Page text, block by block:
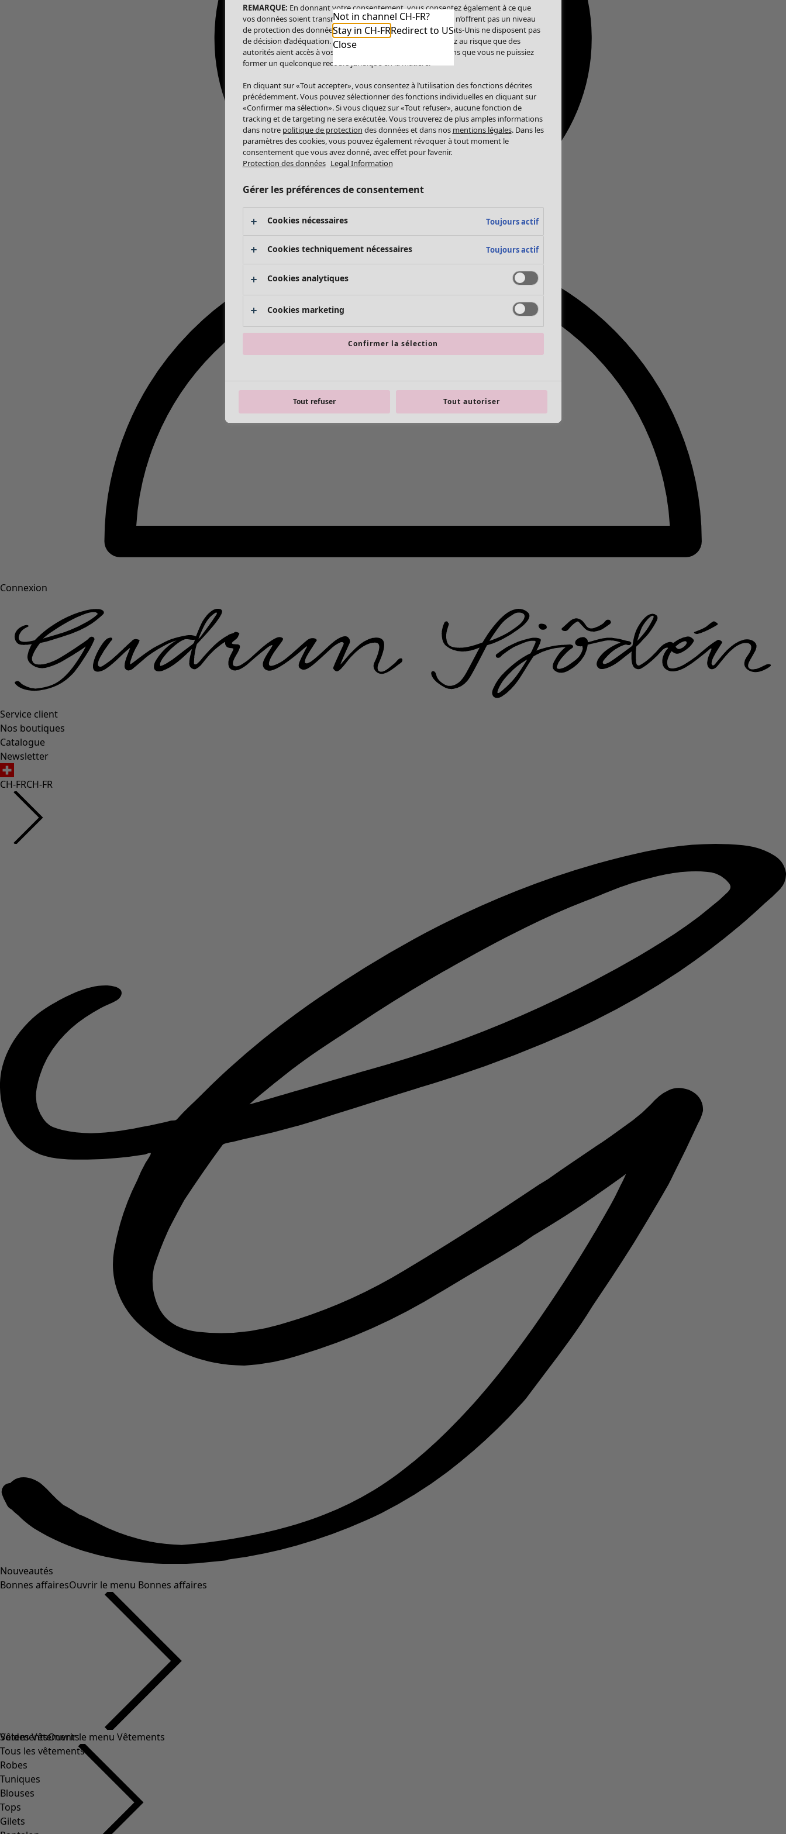
Connexion
Service client
Nos boutiques
Catalogue
Newsletter
CH-FRCH-FR
Nouveautés
Bonnes affairesOuvrir le menu Bonnes affaires
Soldes Vêtements
Tous les vêtements
Robes
Tuniques
Blouses
Tops
Gilets
VêtementsOuvrir le menu Vêtements
Not in channel CH-FR?
Stay in CH-FRRedirect to US
Close
REMARQUE: En donnant votre consentement, vous consentez également à ce que
vos données soient transmises aux États-Unis. Les États-Unis n’offrent pas un niveau
de protection des données comparable à celui de l’UE. Les États-Unis ne disposent pas
de décision d’adéquation. Par conséquent, vous vous exposez au risque que des
autorités aient accès à vos données à caractère personnel sans que vous ne puissiez
former un quelconque recours juridique en la matière.
En cliquant sur «Tout accepter», vous consentez à l’utilisation des fonctions décrites
précédemment. Vous pouvez sélectionner des fonctions individuelles en cliquant sur
«Confirmer ma sélection». Si vous cliquez sur «Tout refuser», aucune fonction de
tracking et de targeting ne sera exécutée. Vous trouverez de plus amples informations
dans notre politique de protection des données et dans nos mentions légales. Dans les
paramètres des cookies, vous pouvez également révoquer à tout moment le
consentement que vous avez donné, avec effet pour l’avenir.
Protection des données Legal Information
Gérer les préférences de consentement
Cookies nécessaires Toujours actif
Cookies techniquement nécessaires Toujours actif
Cookies analytiques
Cookies marketing
Confirmer la sélection
Tout refuser Tout autoriser